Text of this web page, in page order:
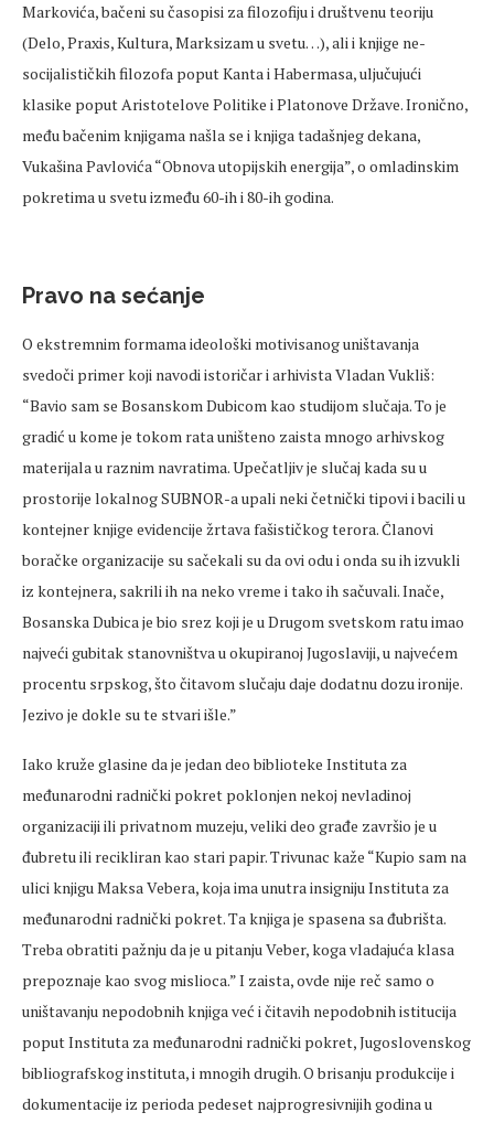
Markovića, bačeni su časopisi za filozofiju i društvenu teoriju
(Delo, Praxis, Kultura, Marksizam u svetu…), ali i knjige ne-
socijalističkih filozofa poput Kanta i Habermasa, uljučujući
klasike poput Aristotelove Politike i Platonove Države. Ironično,
među bačenim knjigama našla se i knjiga tadašnjeg dekana,
Vukašina Pavlovića “Obnova utopijskih energija”, o omladinskim
pokretima u svetu između 60-ih i 80-ih godina.
Pravo na sećanje
O ekstremnim formama ideološki motivisanog uništavanja
svedoči primer koji navodi istoričar i arhivista Vladan Vukliš:
“Bavio sam se Bosanskom Dubicom kao studijom slučaja. To je
gradić u kome je tokom rata uništeno zaista mnogo arhivskog
materijala u raznim navratima. Upečatljiv je slučaj kada su u
prostorije lokalnog SUBNOR-a upali neki četnički tipovi i bacili u
kontejner knjige evidencije žrtava fašističkog terora. Članovi
boračke organizacije su sačekali su da ovi odu i onda su ih izvukli
iz kontejnera, sakrili ih na neko vreme i tako ih sačuvali. Inače,
Bosanska Dubica je bio srez koji je u Drugom svetskom ratu imao
najveći gubitak stanovništva u okupiranoj Jugoslaviji, u najvećem
procentu srpskog, što čitavom slučaju daje dodatnu dozu ironije.
Jezivo je dokle su te stvari išle.”
Iako kruže glasine da je jedan deo biblioteke Instituta za
međunarodni radnički pokret poklonjen nekoj nevladinoj
organizaciji ili privatnom muzeju, veliki deo građe završio je u
đubretu ili recikliran kao stari papir. Trivunac kaže “Kupio sam na
ulici knjigu Maksa Vebera, koja ima unutra insigniju Instituta za
međunarodni radnički pokret. Ta knjiga je spasena sa đubrišta.
Treba obratiti pažnju da je u pitanju Veber, koga vladajuća klasa
prepoznaje kao svog mislioca.” I zaista, ovde nije reč samo o
uništavanju nepodobnih knjiga već i čitavih nepodobnih istitucija
poput Instituta za međunarodni radnički pokret, Jugoslovenskog
bibliografskog instituta, i mnogih drugih. O brisanju produkcije i
dokumentacije iz perioda pedeset najprogresivnijih godina u